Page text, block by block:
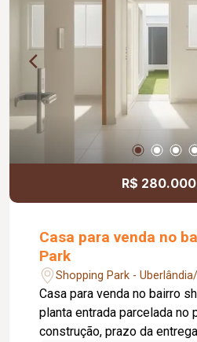
R$
Casa para venda no
Park
Shopping Park -
Casa para venda no bairro
planta entrada parcelada no
construção, prazo da